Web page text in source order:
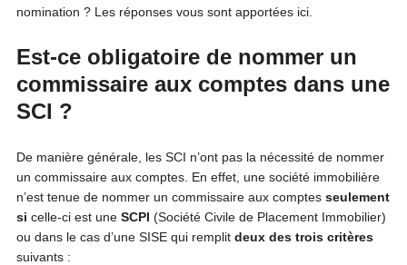
nomination ? Les réponses vous sont apportées ici.
Est-ce obligatoire de nommer un
commissaire aux comptes dans une
SCI ?
De manière générale, les SCI n’ont pas la nécessité de nommer
un commissaire aux comptes. En effet, une société immobilière
n’est tenue de nommer un commissaire aux comptes seulement
si celle-ci est une SCPI (Société Civile de Placement Immobilier)
ou dans le cas d’une SISE qui remplit deux des trois critères
suivants :